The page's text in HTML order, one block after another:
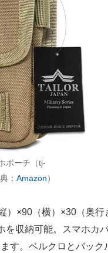
ポーチ（tj-
： Amazon）
）×90（横）×30（奥行
を収納可能。スマホカ
す。ベルクロとバック